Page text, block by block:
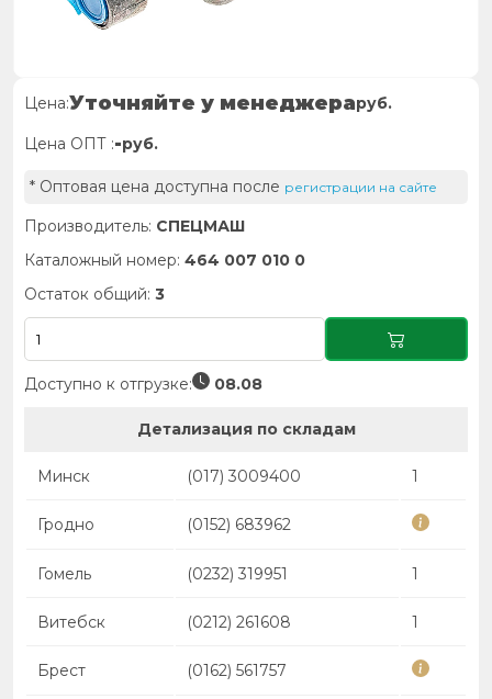
Цена:Уточняйте у менеджераруб.
Цена ОПТ :-руб.
* Оптовая цена доступна после регистрации на сайте
Производитель: СПЕЦМАШ
Каталожный номер: 464 007 010 0
Остаток общий: 3
Доступно к отгрузке: 08.08
Детализация по складам
Минск (017) 3009400 1
Гродно (0152) 683962
Гомель (0232) 319951 1
Витебск (0212) 261608 1
Брест (0162) 561757